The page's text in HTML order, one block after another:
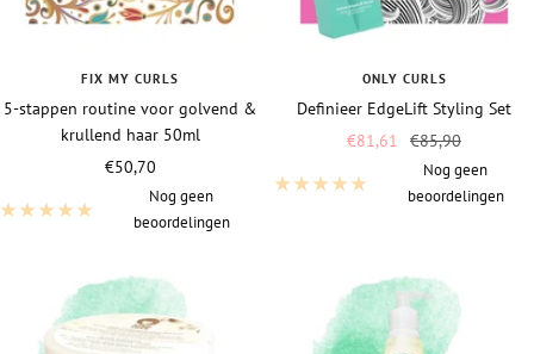
FIX MY CURLS
5-stappen routine voor golvend &
krullend haar 50ml
Vraagprijs
€50,70
Nog geen
beoordelingen
ONLY CURLS
Definieer EdgeLift Styling Set
Vraagprijs
€81,61
Normale
prijs
€85,90
Nog geen
beoordelingen